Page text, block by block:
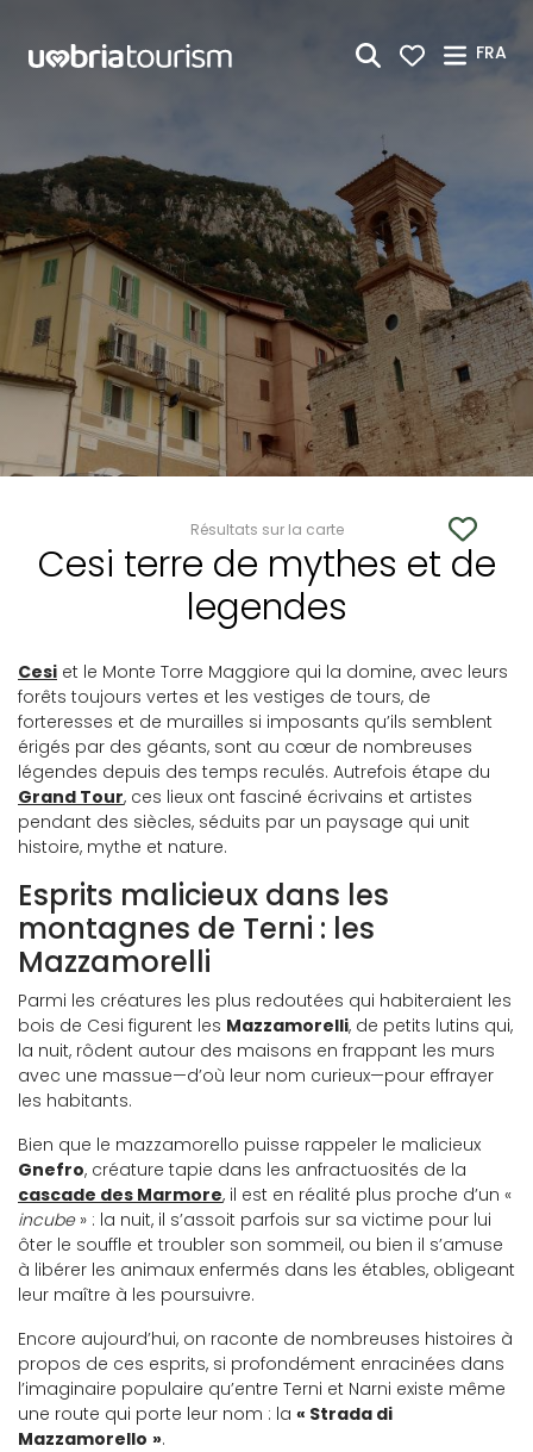
FRA
Résultats sur la carte
Cesi terre de mythes et de
legendes
Cesi et le Monte Torre Maggiore qui la domine, avec leurs
forêts toujours vertes et les vestiges de tours, de
forteresses et de murailles si imposants qu’ils semblent
érigés par des géants, sont au cœur de nombreuses
légendes depuis des temps reculés. Autrefois étape du
Grand Tour, ces lieux ont fasciné écrivains et artistes
pendant des siècles, séduits par un paysage qui unit
histoire, mythe et nature.
Esprits malicieux dans les
montagnes de Terni : les
Mazzamorelli
Parmi les créatures les plus redoutées qui habiteraient les
bois de Cesi figurent les Mazzamorelli, de petits lutins qui,
la nuit, rôdent autour des maisons en frappant les murs
avec une massue—d’où leur nom curieux—pour effrayer
les habitants.
Bien que le mazzamorello puisse rappeler le malicieux
Gnefro, créature tapie dans les anfractuosités de la
cascade des Marmore, il est en réalité plus proche d’un «
incube» : la nuit, il s’assoit parfois sur sa victime pour lui
ôter le souffle et troubler son sommeil, ou bien il s’amuse
à libérer les animaux enfermés dans les étables, obligeant
leur maître à les poursuivre.
Encore aujourd’hui, on raconte de nombreuses histoires à
propos de ces esprits, si profondément enracinées dans
l’imaginaire populaire qu’entre Terni et Narni existe même
une route qui porte leur nom : la « Strada di
Mazzamorello ».